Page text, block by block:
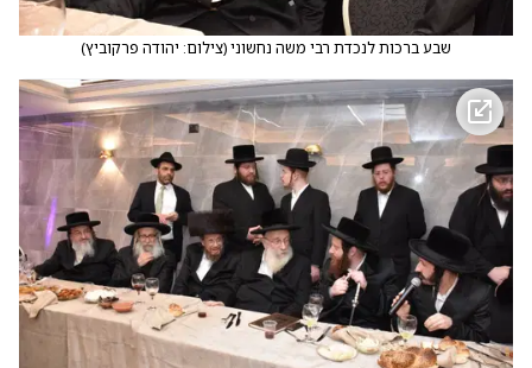
שבע ברכות לנכדת רבי משה נחשוני(צילום: יהודה פרקוביץ)